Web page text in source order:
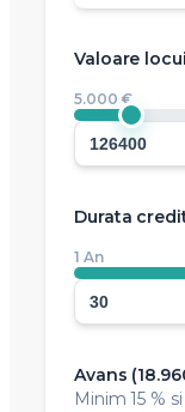
Valoare
5.000 €
Durata
1 An
Avans (
Minim15 %